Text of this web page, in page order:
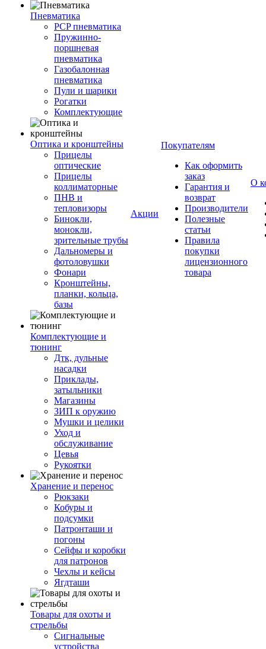
Пневматика
PCP пневматика
Пружинно-
поршневая
пневматика
Газобалонная
пневматика
Пули и шарики
Рогатки
Комплектующие
Оптика и кронштейны
Прицелы
оптические
Прицелы
коллиматорные
ПНВ и
тепловизоры
Бинокли,
монокли,
зрительные трубы
Дальномеры и
фотоловушки
Фонари
Кронштейны,
планки, кольца,
базы
Комплектующие и
тюнинг
Дтк, дульные
насадки
Приклады,
затыльники
Магазины
ЗИП к оружию
Мушки и целики
Уход и
обслуживание
Цевья
Рукоятки
Хранение и перенос
Рюкзаки
Кобуры и
подсумки
Патронташи и
погоны
Сейфы и коробки
для патронов
Чехлы и кейсы
Ягдташи
Товары для охоты и
стрельбы
Сигнальные
устройства
Акции
Покупателям
Как оформить
заказ
Гарантия и
возврат
Производители
Полезные
статьи
Правила
покупки
лицензионного
товара
О